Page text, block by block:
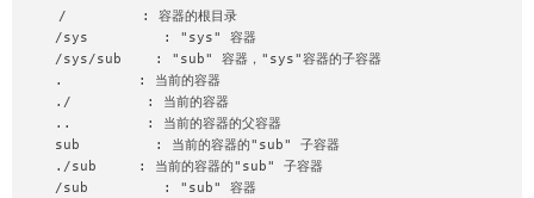
    /         : 容器的根目录
    /sys         : "sys" 容器
    /sys/sub    : "sub" 容器，"sys"容器的子容器
    .         : 当前的容器
    ./         : 当前的容器
    ..         : 当前的容器的父容器
    sub         : 当前的容器的"sub" 子容器
    ./sub     : 当前的容器的"sub" 子容器
    /sub         : "sub" 容器